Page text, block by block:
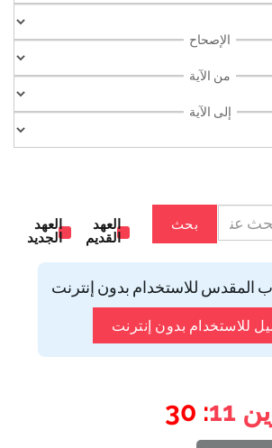
الإصحاح
من الآية
إلى الآية
بحث
العهد
القديم
العهد
الجديد
المقدس للاستخدام بدون إنترنت
للاستخدام بدون إنترنت
11
: 30